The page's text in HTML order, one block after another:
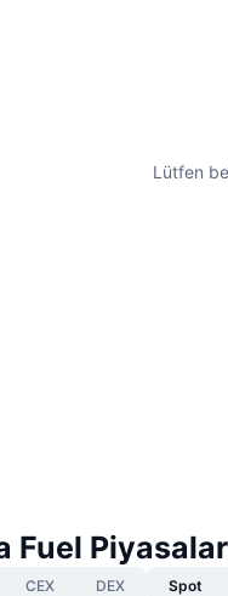
Lütfen
Fuel
CEX DEX Spot